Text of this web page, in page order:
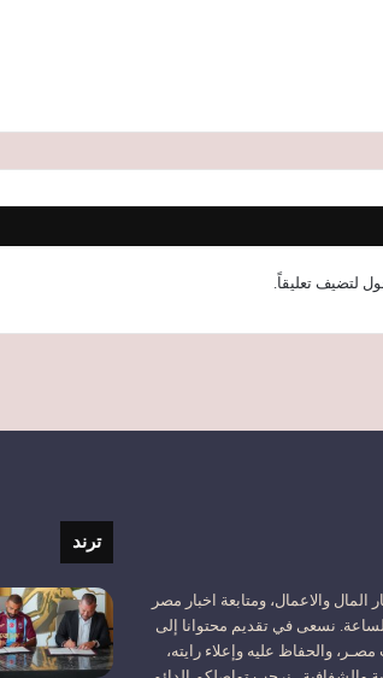
لتضيف تعليقاً.
المال والاعمال، ومتابعة اخبار مصر
نسعى في تقديم محتوانا إلى
مصـر، والحفاظ عليه وإعلاء رايته،
ترند